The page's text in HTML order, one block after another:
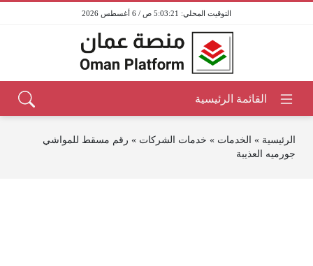
5:03:21 ص / 6 أغسطس 2026
الرئيسية » الخدمات » خدمات الشركات » رقم مسقط للمواشي
جورميه العذيبة